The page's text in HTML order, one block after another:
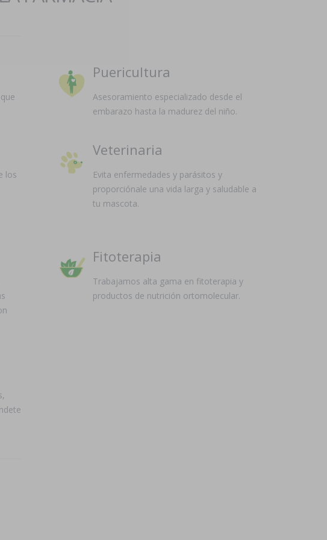
Puericultura
Asesoramiento especializado desde el
embarazo hasta la madurez del niño.
los
Veterinaria
Evita enfermedades y parásitos y
proporciónale una vida larga y saludable a
tu mascota.
Fitoterapia
Trabajamos alta gama en fitoterapia y
productos de nutrición ortomolecular.